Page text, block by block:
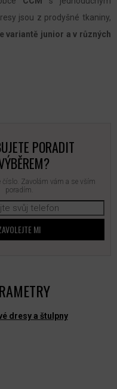
jsou z prodyšné tkaniny,
variantě junior a v různých
PORADIT
číslo. Zavolám vám a se vším
poradím.
MI
dresy a štulpny